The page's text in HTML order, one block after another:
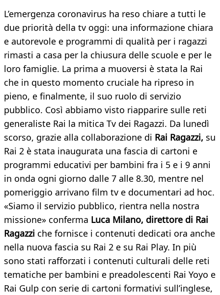
L’emergenza coronavirus ha reso chiare a tutti le
due priorità della tv oggi: una informazione chiara
e autorevole e programmi di qualità per i ragazzi
rimasti a casa per la chiusura delle scuole e per le
loro famiglie. La prima a muoversi è stata la Rai
che in questo momento cruciale ha ripreso in
pieno, e finalmente, il suo ruolo di servizio
pubblico. Così abbiamo visto riapparire sulle reti
generaliste Rai la mitica Tv dei Ragazzi. Da lunedì
scorso, grazie alla collaborazione di Rai Ragazzi, su
Rai 2 è stata inaugurata una fascia di cartoni e
programmi educativi per bambini fra i 5 e i 9 anni
in onda ogni giorno dalle 7 alle 8.30, mentre nel
pomeriggio arrivano film tv e documentari ad hoc.
«Siamo il servizio pubblico, rientra nella nostra
missione» conferma Luca Milano, direttore di Rai
Ragazzi che fornisce i contenuti dedicati ora anche
nella nuova fascia su Rai 2 e su Rai Play. In più
sono stati rafforzati i contenuti culturali delle reti
tematiche per bambini e preadolescenti Rai Yoyo e
Rai Gulp con serie di cartoni formativi sull’inglese,